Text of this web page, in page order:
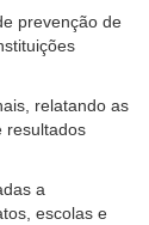
prevenção de
relatando as
resultados
a
escolas e